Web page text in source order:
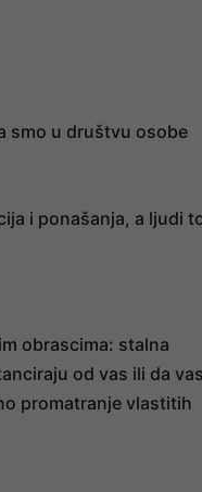
smo u društvu osobe
i ponašanja, a ljudi
obrascima: stalna
od vas ili da
promatranje vlastitih